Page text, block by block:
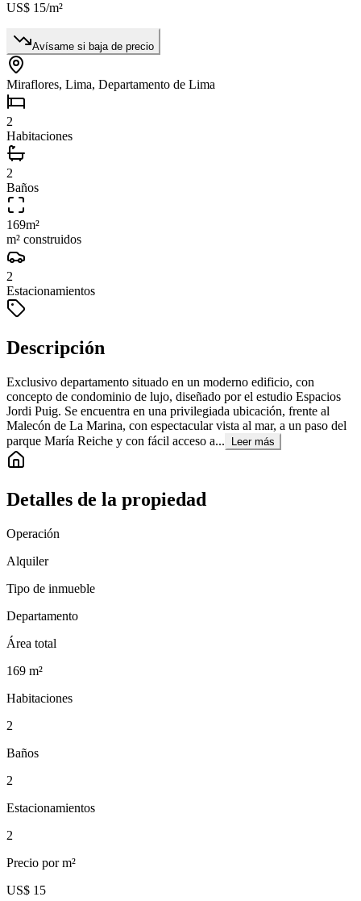
US$ 15/m²
Avísame si baja de precio
Miraflores, Lima, Departamento de Lima
2
Habitaciones
2
Baños
169m²
m² construidos
2
Estacionamientos
Descripción
Exclusivo departamento situado en un moderno edificio, con
concepto de condominio de lujo, diseñado por el estudio Espacios
Jordi Puig. Se encuentra en una privilegiada ubicación, frente al
Malecón de La Marina, con espectacular vista al mar, a un paso del
parque María Reiche y con fácil acceso a...
Leer más
Detalles de la propiedad
Operación
Alquiler
Tipo de inmueble
Departamento
Área total
169 m²
Habitaciones
2
Baños
2
Estacionamientos
2
Precio por m²
US$ 15